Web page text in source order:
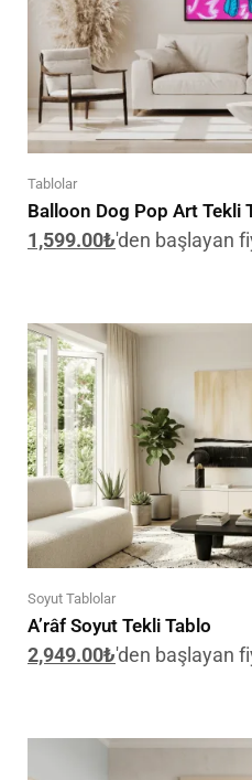
Tablolar
Balloon Dog Pop Art Tekli
1,599.00₺'den başlayan
Soyut Tablolar
A’râf Soyut Tekli Tablo
2,949.00₺'den başlayan